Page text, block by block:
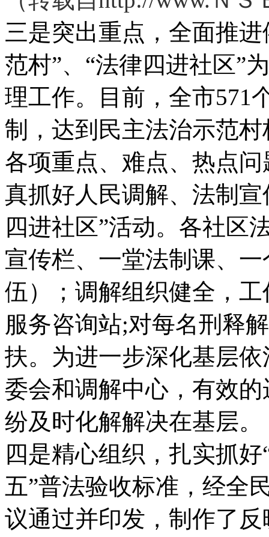
三是突出重点，全面推
范村”、“法律四进社区”
理工作。目前，全市571
制，达到民主法治示范
各项重点、难点、热点
真抓好人民调解、法制
四进社区”活动。各社区
宣传栏、一堂法制课、
伍）；调解组织健全，
服务咨询站;对每名刑释
扶。为进一步深化基层
委会和调解中心，有效
纷及时化解解决在基层。
四是精心组织，扎实抓
五”普法验收标准，经全
议通过并印发，制作了